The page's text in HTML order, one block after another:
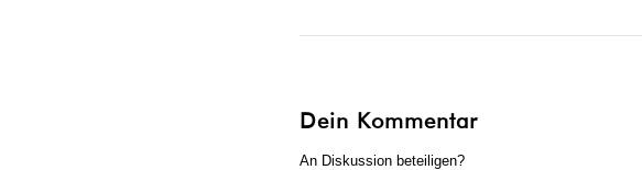
Dein Kommentar
An Diskussion beteiligen?